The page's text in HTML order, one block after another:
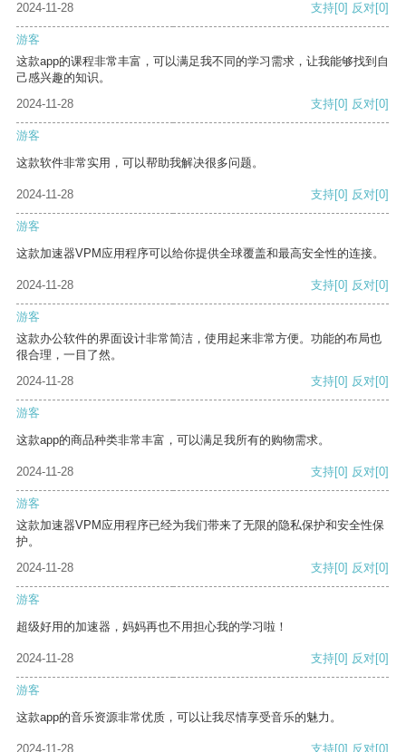
2024-11-28
支持[0] 反对[0]
游客
这款app的课程非常丰富，可以满足我不同的学习需求，让我能够找到自
己感兴趣的知识。
2024-11-28
支持[0] 反对[0]
游客
这款软件非常实用，可以帮助我解决很多问题。
2024-11-28 支持[0] 反对[0]
游客
这款加速器VPM应用程序可以给你提供全球覆盖和最高安全性的连接。
2024-11-28 支持[0] 反对[0]
游客
这款办公软件的界面设计非常简洁，使用起来非常方便。功能的布局也
很合理，一目了然。
2024-11-28
支持[0] 反对[0]
游客
这款app的商品种类非常丰富，可以满足我所有的购物需求。
2024-11-28 支持[0] 反对[0]
游客
这款加速器VPM应用程序已经为我们带来了无限的隐私保护和安全性保
护。
2024-11-28
支持[0] 反对[0]
游客
超级好用的加速器，妈妈再也不用担心我的学习啦！
2024-11-28 支持[0] 反对[0]
游客
这款app的音乐资源非常优质，可以让我尽情享受音乐的魅力。
2024-11-28 支持[0] 反对[0]